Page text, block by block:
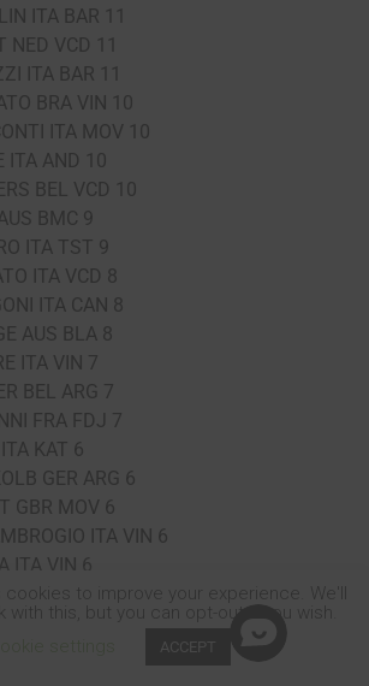
TWEET
ITA BAR 11
NED VCD 11
ITA BAR 11
BRA VIN 10
ITA MOV 10
ITA AND 10
BEL VCD 10
BMC 9
ITA TST 9
ITA VCD 8
ITA CAN 8
AUS BLA 8
ITA VIN 7
BEL ARG 7
FRA FDJ 7
KAT 6
GER ARG 6
GBR MOV 6
ITA VIN 6
ITA VIN 6
GOSS AUS OGE 6
GBR SKY 5
BETANCUR GOMEZ COL ALM 5
cookies to improve your experience. We'll
with this, but you can opt-out if you wish.
ACCEPT